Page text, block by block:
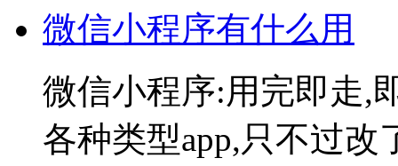
微信小程序有什么用
微信小程序:用完即走,
各种类型app,只不过